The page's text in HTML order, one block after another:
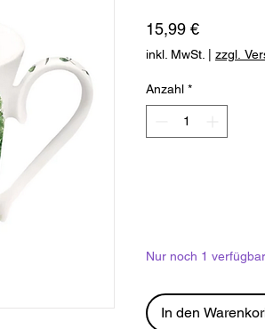
15,99 €Preis
inkl. MwSt. zzgl.
Anzahl *
Nur noch 1 verfügbar
In den